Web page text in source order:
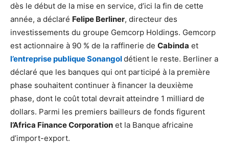
dès le début de la mise en service, d’ici la fin de cette
année, a déclaré Felipe Berliner, directeur des
investissements du groupe Gemcorp Holdings. Gemcorp
est actionnaire à 90 % de la raffinerie de Cabinda et
l’entreprise publique Sonangoldétient le reste. Berliner a
déclaré que les banques qui ont participé à la première
phase souhaitent continuer à financer la deuxième
phase, dont le coût total devrait atteindre 1 milliard de
dollars. Parmi les premiers bailleurs de fonds figurent
l’Africa Finance Corporation et la Banque africaine
d’import-export.